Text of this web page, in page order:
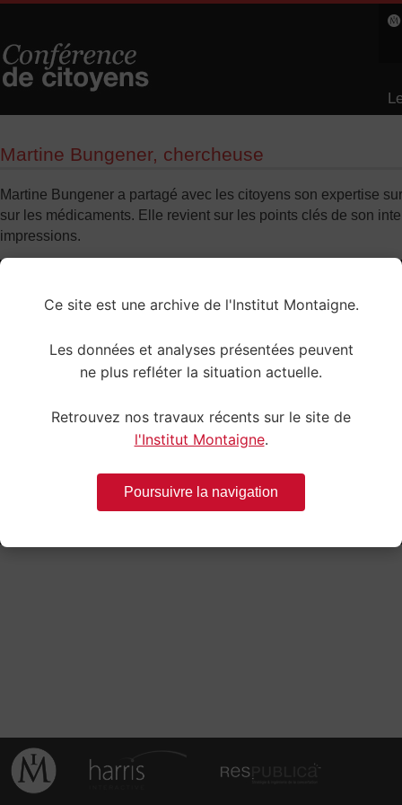
Martine Bungener, chercheuse
Martine Bungener a partagé avec les citoyens son expertise
sur les médicaments. Elle revient sur les points clés de son
impressions.
Ce site est une archive de l'Institut Montaigne.
Les données et analyses présentées peuvent
ne plus refléter la situation actuelle.
Retrouvez nos travaux récents sur le site de
l'Institut Montaigne.
Poursuivre la navigation